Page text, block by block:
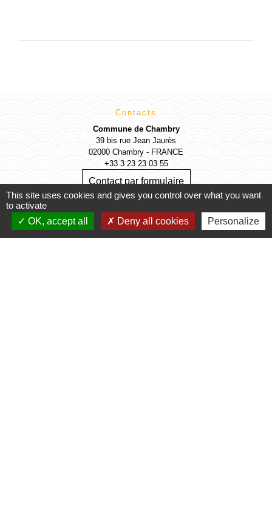
Contacts
Commune de Chambry
39 bis rue Jean Jaurès
02000 Chambry - FRANCE
+33 3 23 23 03 55
Contact par formulaire
OUVERTURE AU PUBLIC
⦁ Lundi et Jeudi : 09h00 - 11h30 et 13h30 - 17h00
⦁ Mardi et Vendredi : 09h00 - 11h30 et 13h30 - 16h30 (accueil
This site uses cookies and gives you control over what you want
to activate
OK, accept all
Deny all cookies Personalize